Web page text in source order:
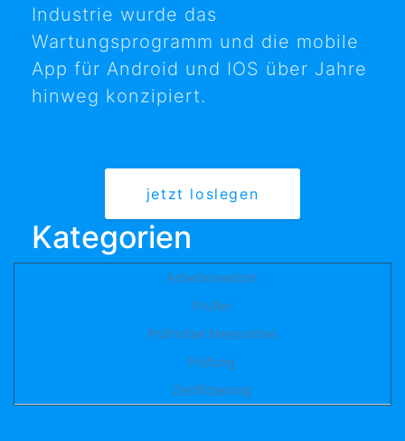
Industrie wurde das
Wartungsprogramm und die mobile
App für Android und IOS über Jahre
hinweg konzipiert.
jetzt loslegen
Kategorien
Arbeitsmedizin
Prüfen
Prüfmittel Messmittel
Prüfung
Zertifizierung